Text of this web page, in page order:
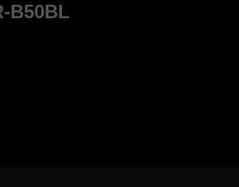
B50BL
hiện đại. Sản phẩm được trang bị 4
điểm nhấn, sức hút cho người xung
vậy, mọi người sẽ không cần lo
bỉ. Sau quá trình dài sử dụng, thì
vậy thì người dùng cũng sẽ dễ
dung tích như vậy, thì thiết bị rất